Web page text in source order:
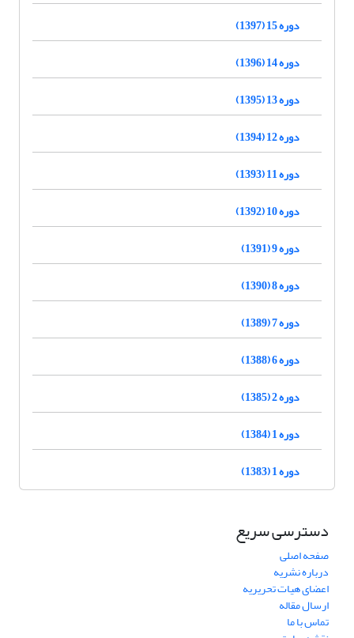
دوره 15 (1397)
دوره 14 (1396)
دوره 13 (1395)
دوره 12 (1394)
دوره 11 (1393)
دوره 10 (1392)
دوره 9 (1391)
دوره 8 (1390)
دوره 7 (1389)
دوره 6 (1388)
دوره 2 (1385)
دوره 1 (1384)
دوره 1 (1383)
دسترسی سریع
صفحه اصلی
درباره نشریه
اعضای هیات تحریریه
ارسال مقاله
تماس با ما